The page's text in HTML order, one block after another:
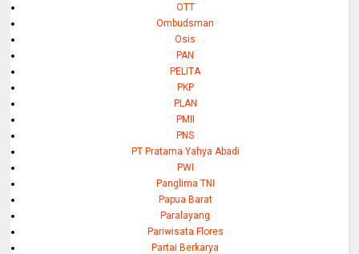
OTT
Ombudsman
Osis
PAN
PELITA
PKP
PLAN
PMII
PNS
PT Pratama Yahya Abadi
PWI
Panglima TNI
Papua Barat
Paralayang
Pariwisata Flores
Partai Berkarya